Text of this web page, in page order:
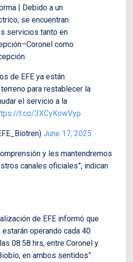
| Debido a un
se encuentran
servicios tanto en
como
de EFE ya están
para restablecer la
el servicio a la
t.co/3XCyKowVyp
June 17, 2025
y les mantendremos
canales oficiales”, indican
de EFE informó que
operando cada 40
08:58 hrs, entre Coronel y
en ambos sentidos”.